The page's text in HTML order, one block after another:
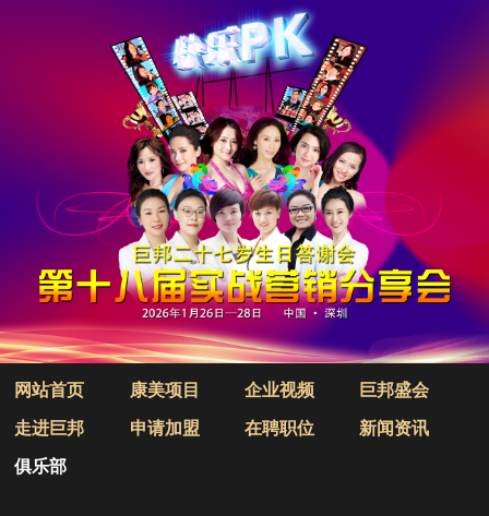
网站首页 康美项目 企业视频 巨邦盛会
走进巨邦 申请加盟 在聘职位 新闻资讯
俱乐部